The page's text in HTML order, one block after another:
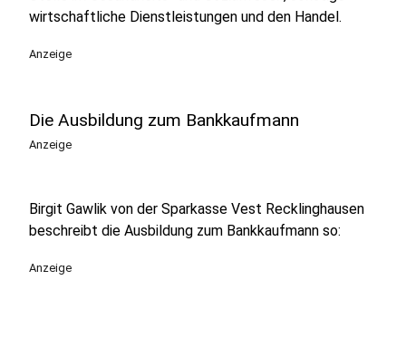
wirtschaftliche Dienstleistungen und den Handel.
Anzeige
Die Ausbildung zum Bankkaufmann
Anzeige
Birgit Gawlik von der Sparkasse Vest Recklinghausen
beschreibt die Ausbildung zum Bankkaufmann so:
Anzeige